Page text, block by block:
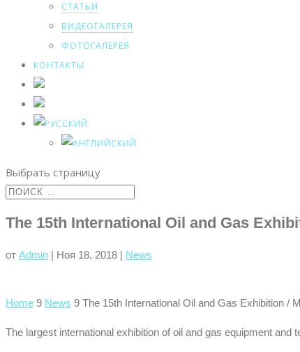
СТАТЬИ
ВИДЕОГАЛЕРЕЯ
ФОТОГАЛЕРЕЯ
КОНТАКТЫ
Выбрать страницу
The 15th International Oil and Gas
от Admin | Ноя 18, 2018 | News
Home 9 News 9 The 15th International Oil and Gas Exhibition /
The largest international exhibition of oil and gas equipment